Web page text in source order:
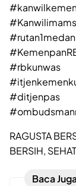
#rutan1medan
#rbkunwas
#ditjenpas
RAGUSTA
BERSIH,
Baca